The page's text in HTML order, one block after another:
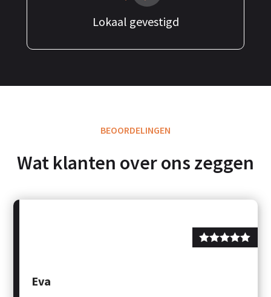
Lokaal gevestigd
BEOORDELINGEN
Wat klanten over ons zeggen
Eva